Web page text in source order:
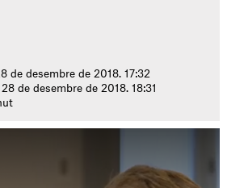
de desembre de 2018. 17:32
de desembre de 2018. 18:31